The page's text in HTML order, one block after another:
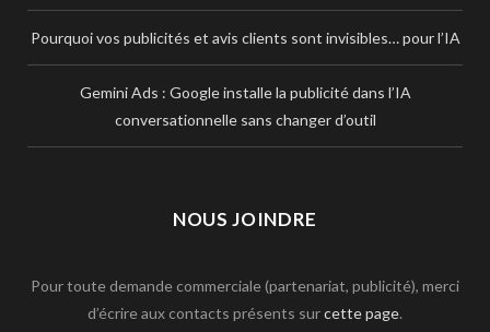
Pourquoi vos publicités et avis clients sont invisibles… pour l’IA
Gemini Ads : Google installe la publicité dans l’IA
conversationnelle sans changer d’outil
NOUS JOINDRE
Pour toute demande commerciale (partenariat, publicité), merci
d’écrire aux contacts présents surcette page.